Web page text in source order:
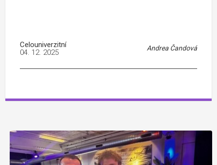
Celouniverzitní Andrea Čandová
04. 12. 2025